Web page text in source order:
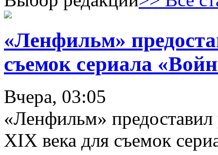
«Ленфильм»
съемок сериала
Вчера, 03:05
«Ленфильм»
XIX века для съемок